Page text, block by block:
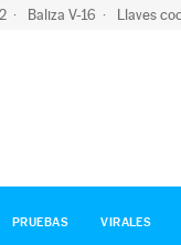
Baliza V-16 Llaves
PRUEBAS VIRALES